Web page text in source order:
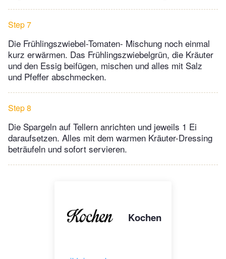
Step 7
Die Frühlingszwiebel-Tomaten- Mischung noch einmal
kurz erwärmen. Das Frühlingszwiebelgrün, die Kräuter
und den Essig beifügen, mischen und alles mit Salz
und Pfeffer abschmecken.
Step 8
Die Spargeln auf Tellern anrichten und jeweils 1 Ei
daraufsetzen. Alles mit dem warmen Kräuter-Dressing
beträufeln und sofort servieren.
Kochen